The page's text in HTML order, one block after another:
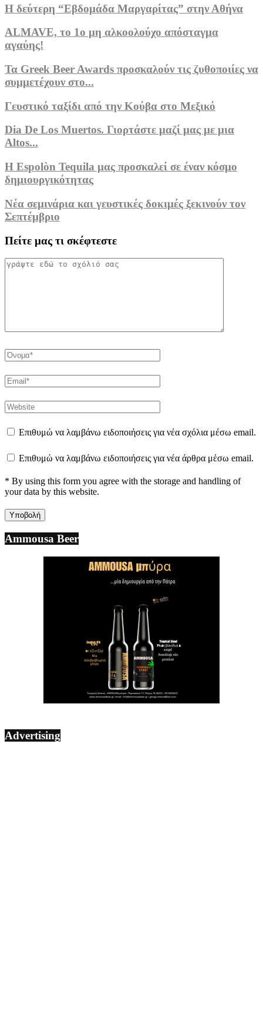
Η δεύτερη “Εβδομάδα Μαργαρίτας” στην Αθήνα
ALMAVE, το 1ο μη αλκοολούχο απόσταγμα
αγαύης!
Τα Greek Beer Awards προσκαλούν τις ζυθοποιίες να
συμμετέχουν στο...
Γευστικό ταξίδι από την Κούβα στο Μεξικό
Dia De Los Muertos. Γιορτάστε μαζί μας με μια
Altos...
Η Espolòn Tequila μας προσκαλεί σε έναν κόσμο
δημιουργικότητας
Νέα σεμινάρια και γευστικές δοκιμές ξεκινούν τον
Σεπτέμβριο
Πείτε μας τι σκέφτεστε
Επιθυμώ να λαμβάνω ειδοποιήσεις για νέα σχόλια μέσω email.
Επιθυμώ να λαμβάνω ειδοποιήσεις για νέα άρθρα μέσω email.
* By using this form you agree with the storage and handling of
your data by this website.
Ammousa Beer
Advertising